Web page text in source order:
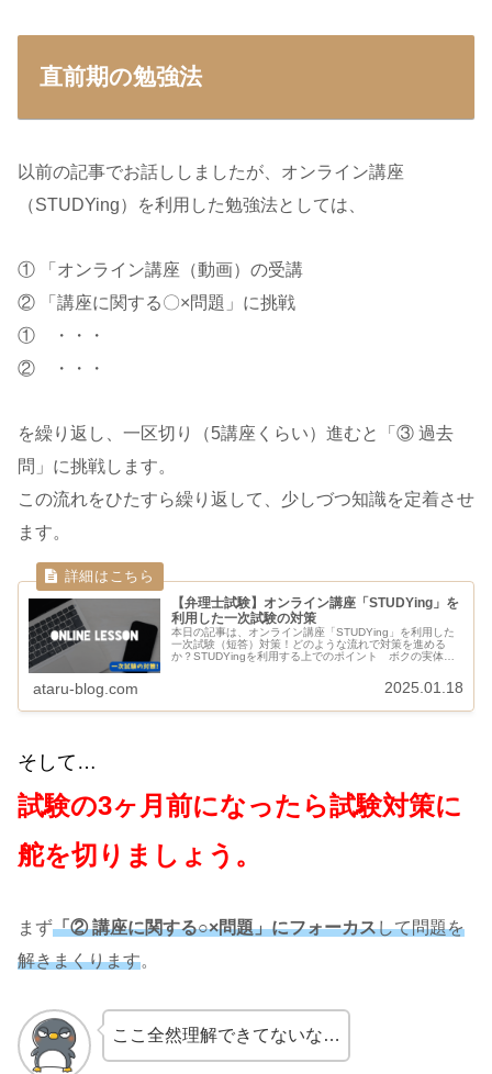
直前期の勉強法
以前の記事でお話ししましたが、オンライン講座
（STUDYing）を利用した勉強法としては、
① 「オンライン講座（動画）の受講
② 「講座に関する〇×問題」に挑戦
① ・・・
② ・・・
を繰り返し、一区切り（5講座くらい）進むと「③ 過去
問」に挑戦します。
この流れをひたすら繰り返して、少しづつ知識を定着させ
ます。
【弁理士試験】オンライン講座「STUDYing」を
利用した一次試験の対策
本日の記事は、オンライン講座「STUDYing」を利用した
一次試験（短答）対策！どのような流れで対策を進める
か？STUDYingを利用する上でのポイント ボクの実体験
ataru-blog.com 2025.01.18
そして…
試験の3ヶ月前になったら試験対策に
舵を切りましょう。
まず「② 講座に関する○×問題」にフォーカスして問題を
解きまくります。
ここ全然理解できてないな…